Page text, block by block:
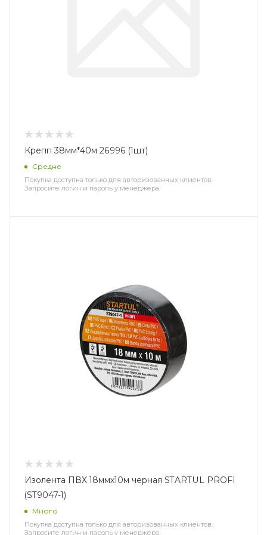
Крепп 38мм*40м 26996 (1шт)
Средне
Покупка доступна только для авторизованных клиентов.
Запросите логин и пароль у менеджера.
Изолента ПВХ 18ммх10м черная STARTUL PROFI
(ST9047-1)
Много
Покупка доступна только для авторизованных клиентов.
Запросите логин и пароль у менеджера.